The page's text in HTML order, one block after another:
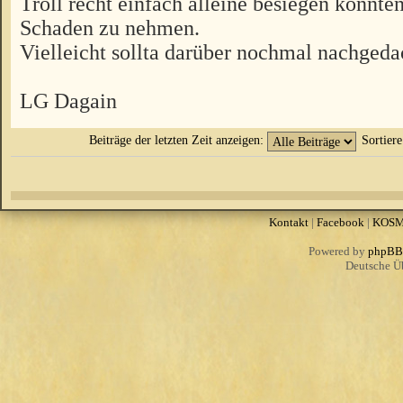
Schaden zu nehmen.
Vielleicht sollta darüber nochmal
LG Dagain
Beiträge der letzten Zeit anzeigen:
Kontakt| Facebook |
Powered by phpBB
Deutsche